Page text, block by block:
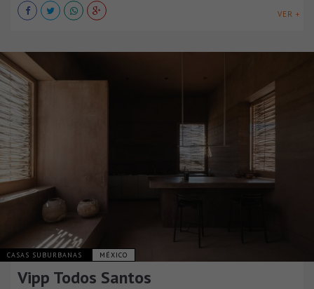
VER +
CASAS SUBURBANAS MÉXICO
Vipp Todos Santos